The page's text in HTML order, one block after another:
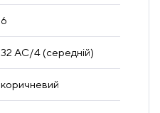
6
32 AC/4 (середній)
коричневий